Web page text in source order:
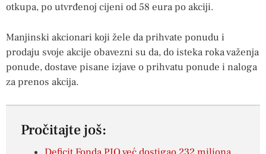
otkupa, po utvrđenoj cijeni od 58 eura po akciji.
Manjinski akcionari koji žele da prihvate ponudu i
prodaju svoje akcije obavezni su da, do isteka roka važenja
ponude, dostave pisane izjave o prihvatu ponude i naloga
za prenos akcija.
Pročitajte još: